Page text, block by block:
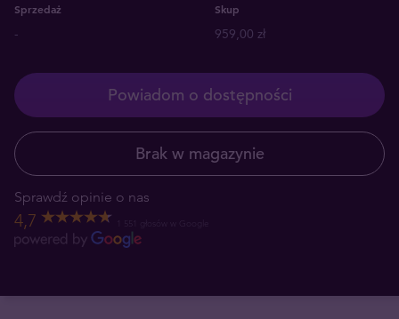
Sprzedaż Skup
- 959,00 zł
Powiadom o dostępności
Brak w magazynie
Sprawdź opinie o nas
4,7